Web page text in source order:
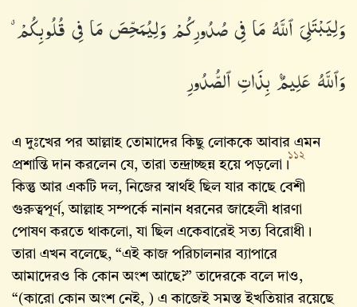
وَلِيَبْتَلِىَ ٱللَّهُ مَا فِى صُدُورِكُمْ وَلِيُمَحِّصَ مَا فِى قُلُوبِكُمْ ۗ
وَٱللَّهُ عَلِيمٌۢ بِذَاتِ ٱلصُّدُورِ
এ দুঃখের পর আল্লাহ‌ তোমাদের কিছু লোককে আবার এমন
প্রশান্তি দান করলেন যে, তারা তন্দ্রাচ্ছন্ন হয়ে পড়লো।
১১২
কিন্তু আর একটি দল, নিজের স্বার্থই ছিল যার কাছে বেশী
গুরুত্বপূর্ণ, আল্লাহ‌ সম্পর্কে নানান ধরনের জাহেলী ধারণা
পোষণ করতে থাকলো, যা ছিল একেবারেই সত্য বিরোধী।
তারা এখন বলেছে, “এই কাজ পরিচালনার ব্যাপারে
আমাদেরও কি কোন অংশ আছে?” তাদেরকে বলে দাও,
“(কারো কোন অংশ নেই, ) এ কাজেই সমস্ত ইখতিয়ার রয়েছে